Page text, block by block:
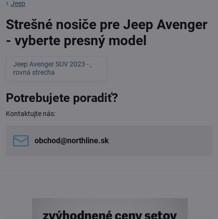
Jeep
Strešné nosiče pre Jeep Avenger
- vyberte presný model
Jeep Avenger SUV 2023 - ,
rovná strecha
Potrebujete poradiť?
Kontaktujte nás:
obchod​@northline​.sk